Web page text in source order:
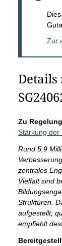
Zur
Details
Zu
Stärkung der
Rund 5,9
zentrales
Vielfalt sind
Strukturen.
aufgestellt,
empfiehlt